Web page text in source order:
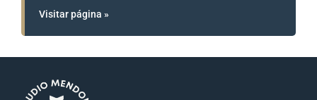
Visitar página »